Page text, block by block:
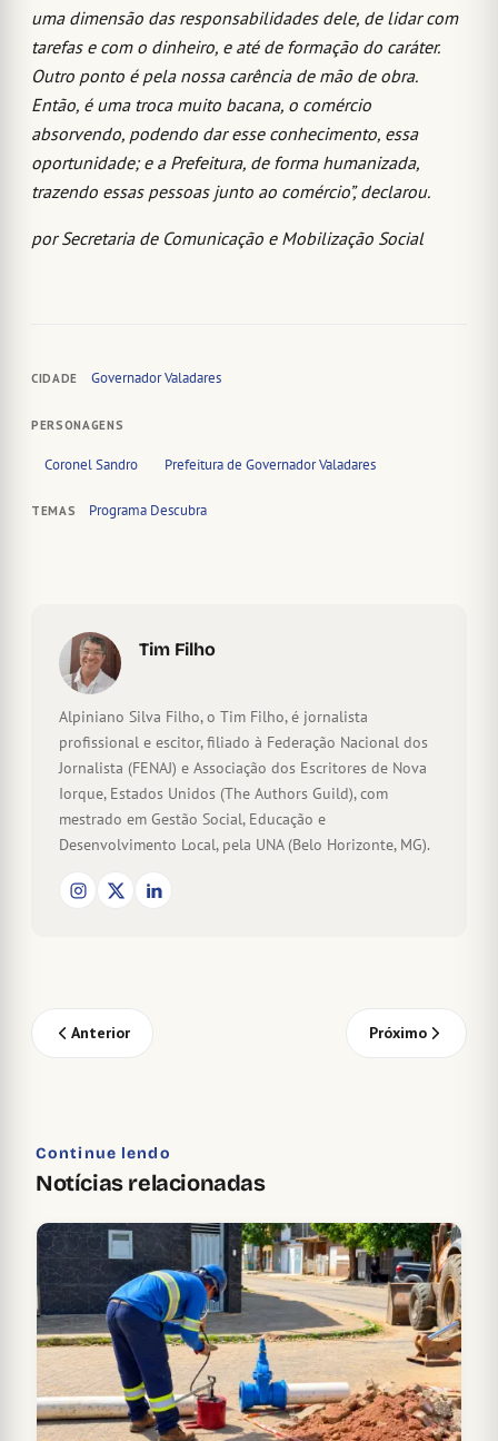
uma dimensão das responsabilidades dele, de lidar com
tarefas e com o dinheiro, e até de formação do caráter.
Outro ponto é pela nossa carência de mão de obra.
Então, é uma troca muito bacana, o comércio
absorvendo, podendo dar esse conhecimento, essa
oportunidade; e a Prefeitura, de forma humanizada,
trazendo essas pessoas junto ao comércio”, declarou.
por Secretaria de Comunicação e Mobilização Social
CIDADE Governador Valadares
PERSONAGENS
Coronel Sandro Prefeitura de Governador Valadares
TEMAS Programa Descubra
Tim Filho
Alpiniano Silva Filho, o Tim Filho, é jornalista
profissional e escitor, filiado à Federação Nacional dos
Jornalista (FENAJ) e Associação dos Escritores de Nova
Iorque, Estados Unidos (The Authors Guild), com
mestrado em Gestão Social, Educação e
Desenvolvimento Local, pela UNA (Belo Horizonte, MG).
Anterior Próximo
Continue lendo
Notícias relacionadas